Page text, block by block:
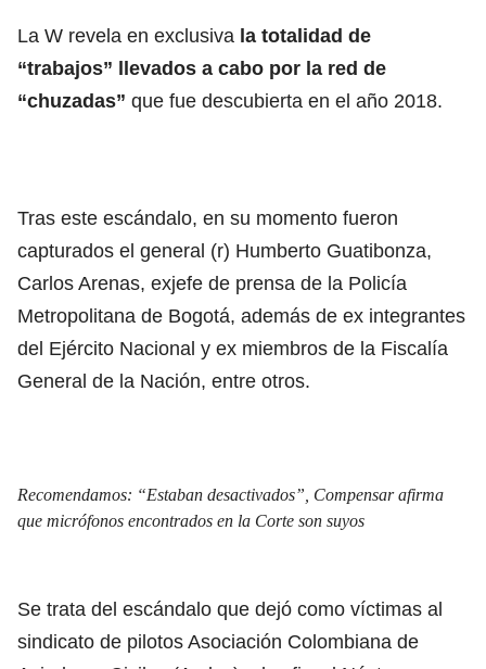
La W revela en exclusiva la totalidad de
“trabajos” llevados a cabo por la red de
“chuzadas” que fue descubierta en el año 2018.
Tras este escándalo, en su momento fueron
capturados el general (r) Humberto Guatibonza,
Carlos Arenas, exjefe de prensa de la Policía
Metropolitana de Bogotá, además de ex integrantes
del Ejército Nacional y ex miembros de la Fiscalía
General de la Nación, entre otros.
Recomendamos: “Estaban desactivados”, Compensar afirma
que micrófonos encontrados en la Corte son suyos
Se trata del escándalo que dejó como víctimas al
sindicato de pilotos Asociación Colombiana de